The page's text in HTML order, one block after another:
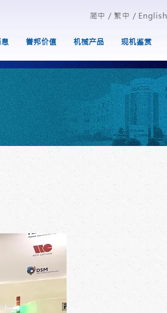
简中 / 繁中 / English
誉邦价值 机械产品 现机鉴赏